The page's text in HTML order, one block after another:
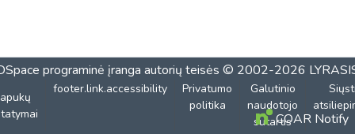
programinė įranga autorių teisės © 2002-2026
footer.link.accessibility
Privatumo
politika
Galutinio
naudotojo
sutartisCOAR Notify